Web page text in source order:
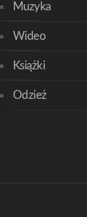
Muzyka
Wideo
Książki
Odzież